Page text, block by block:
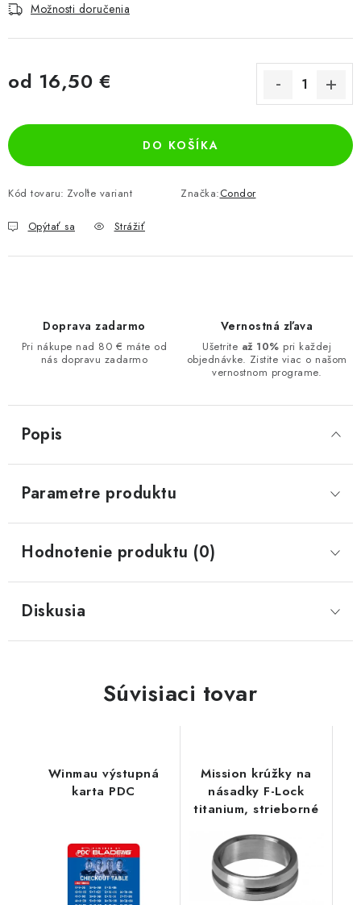
Možnosti doručenia
od 16,50 €
DO KOŠÍKA
Kód tovaru: Zvoľte variant Značka:Condor
Opýtať sa Strážiť
Doprava zadarmo
Pri nákupe nad 80 € máte od
nás dopravu zadarmo
Vernostná zľava
Ušetrite až 10% pri každej
objednávke. Zistite viac o našom
vernostnom programe.
Popis
Parametre produktu
Hodnotenie produktu (0)
Diskusia
Súvisiaci tovar
Winmau výstupná
karta PDC
Mission krúžky na
násadky F-Lock
titanium, strieborné